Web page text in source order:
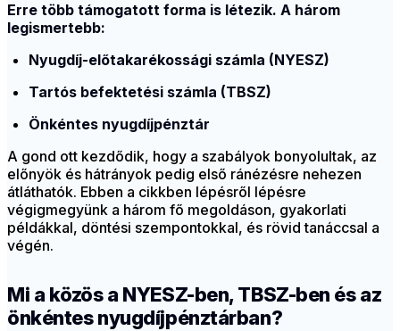
Erre több támogatott forma is létezik. A három
legismertebb:
Nyugdíj-előtakarékossági számla (NYESZ)
Tartós befektetési számla (TBSZ)
Önkéntes nyugdíjpénztár
A gond ott kezdődik, hogy a szabályok bonyolultak, az
előnyök és hátrányok pedig első ránézésre nehezen
átláthatók. Ebben a cikkben lépésről lépésre
végigmegyünk a három fő megoldáson, gyakorlati
példákkal, döntési szempontokkal, és rövid tanáccsal a
végén.
Mi a közös a NYESZ-ben, TBSZ-ben és az
önkéntes nyugdíjpénztárban?